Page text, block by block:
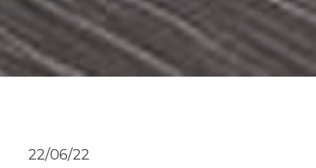
22/06/22